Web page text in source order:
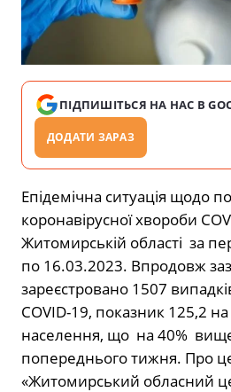
ПІДПИШІТЬСЯ НА НАС В
ДОДАТИ ЗАРАЗ
Епідемічна ситуація щодо
коронавірусної хвороби
Житомирській області за
по 16.03.2023. Впродовж
зареєстровано 1507
COVID-19, показник 125,2
населення, що на 40%
попереднього тижня. Про
«Житомирський обласний